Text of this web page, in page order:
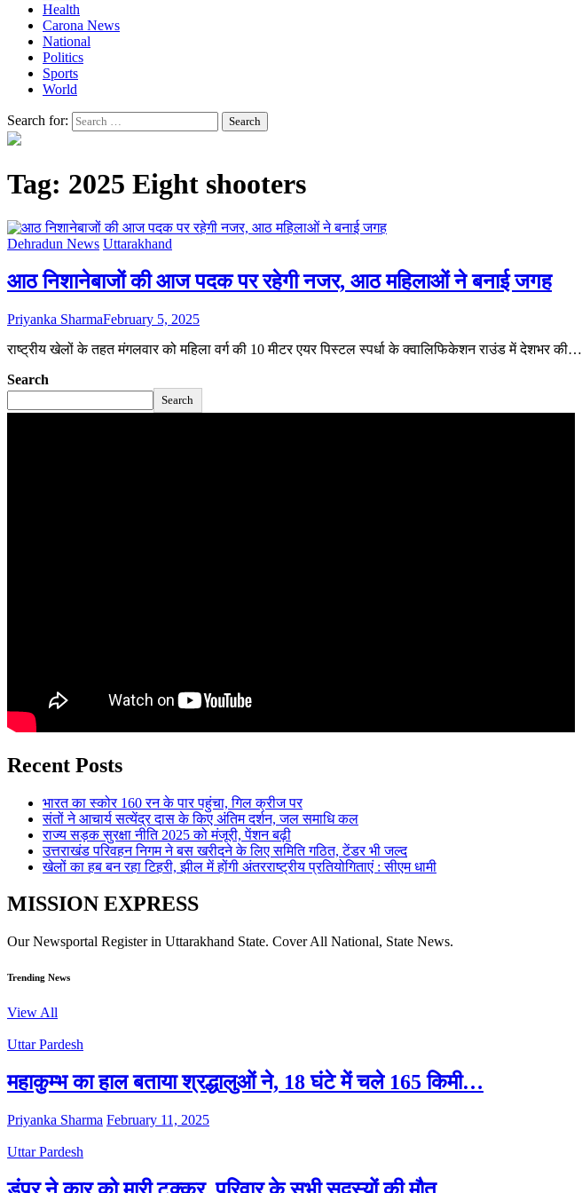
Health
Carona News
National
Politics
Sports
World
Search for:
Tag: 2025 Eight shooters
Dehradun News Uttarakhand
आठ निशानेबाजों की आज पदक पर रहेगी नजर, आठ महिलाओं ने बनाई जगह
Priyanka SharmaFebruary 5, 2025
राष्ट्रीय खेलों के तहत मंगलवार को महिला वर्ग की 10 मीटर एयर पिस्टल स्पर्धा के क्वालिफिकेशन राउंड में देशभर की…
Search
Search
Recent Posts
भारत का स्कोर 160 रन के पार पहुंचा, गिल क्रीज पर
संतों ने आचार्य सत्येंद्र दास के किए अंतिम दर्शन, जल समाधि कल
राज्य सड़क सुरक्षा नीति 2025 को मंजूरी, पेंशन बढ़ी
उत्तराखंड परिवहन निगम ने बस खरीदने के लिए समिति गठित, टेंडर भी जल्द
खेलों का हब बन रहा टिहरी, झील में होंगी अंतरराष्ट्रीय प्रतियोगिताएं : सीएम धामी
MISSION EXPRESS
Our Newsportal Register in Uttarakhand State. Cover All National, State News.
Trending News
View All
Uttar Pardesh
महाकुम्भ का हाल बताया श्रद्धालुओं ने, 18 घंटे में चले 165 किमी…
Priyanka Sharma February 11, 2025
Uttar Pardesh